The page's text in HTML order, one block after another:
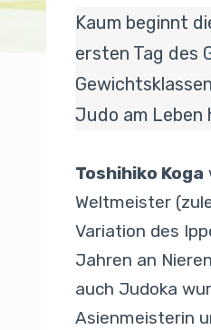
Kaum beginnt
ersten Tag des
Judo am Leben
Toshihiko Koga
Weltmeister
Variation des
Jahren an
auch Judoka
Asienmeisterin